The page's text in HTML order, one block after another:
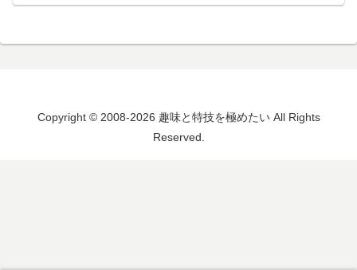
Copyright © 2008-2026 趣味と特技を極めたい All Rights
Reserved.